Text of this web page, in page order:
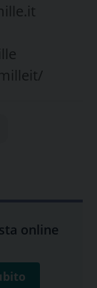
online